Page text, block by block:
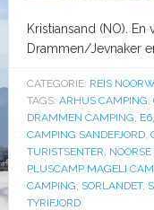
Kristiansand (NO).
Drammen/Jevnaker
CATEGORIE: REIS
TAGS: ARHUS CAMPING,
DRAMMEN CAMPING, E6,
CAMPING SANDEFJORD,
TURISTSENTER,
PLUSCAMP MAGELI
CAMPING, SORLANDET,
TYRIFJORD